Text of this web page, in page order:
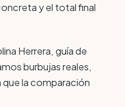
y el total final
Herrera, guía de
burbujas reales,
la comparación